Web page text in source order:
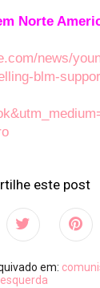
Norte
news/
blm-
este post
em:
esquerda